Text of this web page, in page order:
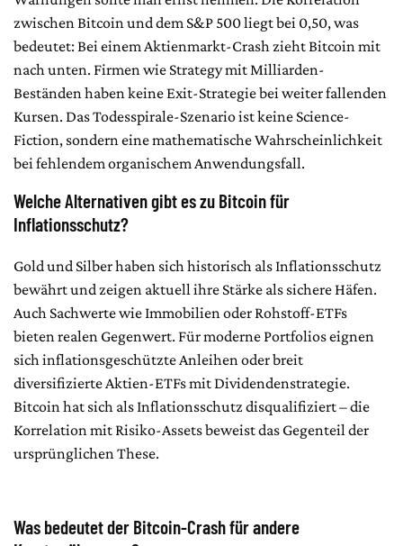
zwischen Bitcoin und dem S&P 500 liegt bei 0,50, was
bedeutet: Bei einem Aktienmarkt-Crash zieht Bitcoin mit
nach unten. Firmen wie Strategy mit Milliarden-
Beständen haben keine Exit-Strategie bei weiter fallenden
Kursen. Das Todesspirale-Szenario ist keine Science-
Fiction, sondern eine mathematische Wahrscheinlichkeit
bei fehlendem organischem Anwendungsfall.
Welche Alternativen gibt es zu Bitcoin für
Inflationsschutz?
Gold und Silber haben sich historisch als Inflationsschutz
bewährt und zeigen aktuell ihre Stärke als sichere Häfen.
Auch Sachwerte wie Immobilien oder Rohstoff-ETFs
bieten realen Gegenwert. Für moderne Portfolios eignen
sich inflationsgeschützte Anleihen oder breit
diversifizierte Aktien-ETFs mit Dividendenstrategie.
Bitcoin hat sich als Inflationsschutz disqualifiziert – die
Korrelation mit Risiko-Assets beweist das Gegenteil der
ursprünglichen These.
Was bedeutet der Bitcoin-Crash für andere